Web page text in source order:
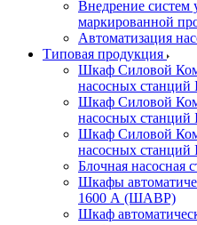
Внедрение систем
маркированной
Автоматизация
Типовая продукция
Шкаф Силовой
насосных
Шкаф Силовой
насосных
Шкаф Силовой
насосных
Блочная насосная
Шкафы
1600 А (ШАВР)
Шкаф